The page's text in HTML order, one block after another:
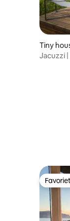
Tiny
Jacuzzi